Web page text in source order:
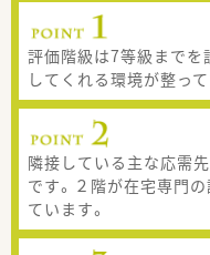
評価階級は7等級までを
してくれる環境が整って
隣接している主な応需
です。２階が在宅専門
ています。